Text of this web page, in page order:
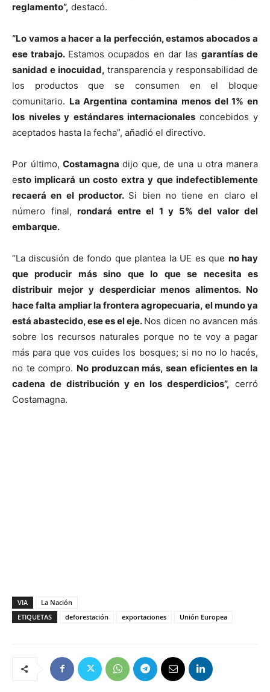
reglamento”, destacó.
“Lo vamos a hacer a la perfección, estamos abocados a
ese trabajo. Estamos ocupados en dar las garantías de
sanidad e inocuidad, transparencia y responsabilidad de
los productos que se consumen en el bloque
comunitario. La Argentina contamina menos del 1% en
los niveles y estándares internacionales concebidos y
aceptados hasta la fecha”, añadió el directivo.
Por último,Costamagnadijo que, de una u otra manera
esto implicará un costo extra y que indefectiblemente
recaerá en el productor. Si bien no tiene en claro el
número final, rondará entre el 1 y 5% del valor del
embarque.
“La discusión de fondo que plantea la UE es que no hay
que producir más sino que lo que se necesita es
distribuir mejor y desperdiciar menos alimentos. No
hace falta ampliar la frontera agropecuaria, el mundo ya
está abastecido, ese es el eje. Nos dicen no avancen más
sobre los recursos naturales porque no te voy a pagar
más para que vos cuides los bosques; si no no lo hacés,
no te compro. No produzcan más, sean eficientes en la
cadena de distribución y en los desperdicios”, cerró
Costamagna.
VIA
La Nación
ETIQUETAS
deforestación exportaciones Unión Europea